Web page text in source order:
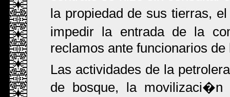
la propiedad de sus tierras,
impedir la entrada de la
reclamos ante funcionarios
Las actividades de la
de bosque, la